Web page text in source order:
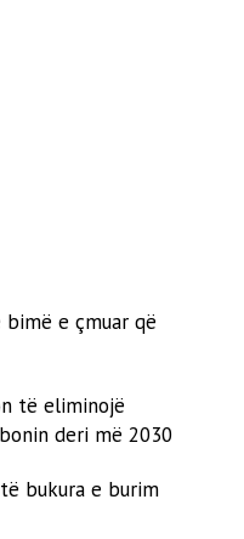
bimë e çmuar që
të eliminojë
deri më 2030
bukura e burim